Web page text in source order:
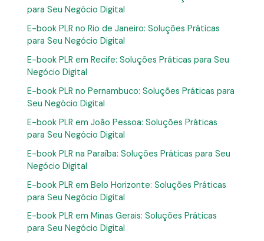
para Seu Negócio Digital
E-book PLR no Rio de Janeiro: Soluções Práticas
para Seu Negócio Digital
E-book PLR em Recife: Soluções Práticas para Seu
Negócio Digital
E-book PLR no Pernambuco: Soluções Práticas para
Seu Negócio Digital
E-book PLR em João Pessoa: Soluções Práticas
para Seu Negócio Digital
E-book PLR na Paraíba: Soluções Práticas para Seu
Negócio Digital
E-book PLR em Belo Horizonte: Soluções Práticas
para Seu Negócio Digital
E-book PLR em Minas Gerais: Soluções Práticas
para Seu Negócio Digital